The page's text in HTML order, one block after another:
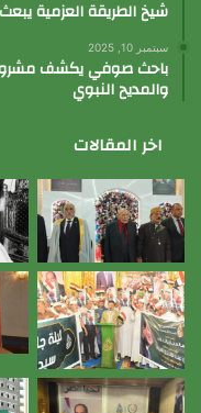
شيخ الطريقة العزمية
سبتمبر 10, 2025
باحث صوفي يكشف
والمديح النبوي
اخر المقالات